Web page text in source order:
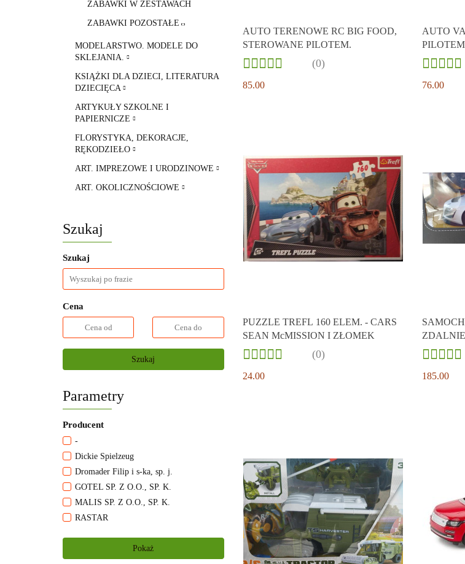
ZABAWKI W ZESTAWACH
ZABAWKI POZOSTAŁE
MODELARSTWO. MODELE DO
SKLEJANIA.
KSIĄŻKI DLA DZIECI, LITERATURA
DZIECIĘCA
ARTYKUŁY SZKOLNE I
PAPIERNICZE
FLORYSTYKA, DEKORACJE,
RĘKODZIEŁO
ART. IMPREZOWE I URODZINOWE
ART. OKOLICZNOŚCIOWE
Szukaj
Szukaj
Cena
Szukaj
Parametry
Producent
-
Dickie Spielzeug
Dromader Filip i s-ka, sp. j.
GOTEL SP. Z O.O., SP. K.
MALIS SP. Z O.O., SP. K.
RASTAR
Pokaż
AUTO TERENOWE RC BIG FOOD,
STEROWANE PILOTEM.
(0)
85.00
AUTO
PILOTEM
76.00
PUZZLE TREFL 160 ELEM. - CARS
SEAN McMISSION I ZŁOMEK
(0)
24.00
SKALA
185.00